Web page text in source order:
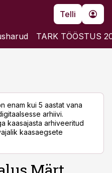
Telli
TARK TÖÖSTUS
enam kui 5 aastat vana
arhiivi.
kaasajasta arhiveeritud
kaasaegsete